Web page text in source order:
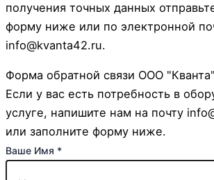
получения точных данных
форму ниже или по электронной
info@kvanta42.ru.
Форма обратной связи ООО "Кванта"
Если у вас есть потребность в
услуге, напишите нам на почту
или заполните форму ниже.
или
Ваше Имя *